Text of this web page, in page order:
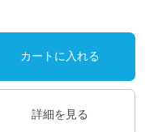
カートに入れる
詳細を見る